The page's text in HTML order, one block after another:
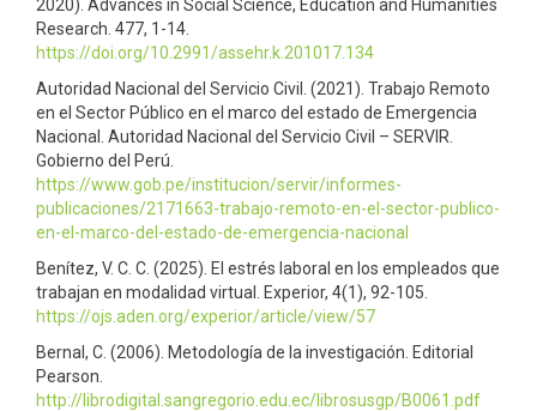
2020). Advances in Social Science, Education and Humanities
Research. 477, 1-14.
https://doi.org/10.2991/assehr.k.201017.134
Autoridad Nacional del Servicio Civil. (2021). Trabajo Remoto
en el Sector Público en el marco del estado de Emergencia
Nacional. Autoridad Nacional del Servicio Civil – SERVIR.
Gobierno del Perú.
https://www.gob.pe/institucion/servir/informes-
publicaciones/2171663-trabajo-remoto-en-el-sector-publico-
en-el-marco-del-estado-de-emergencia-nacional
Benítez, V. C. C. (2025). El estrés laboral en los empleados que
trabajan en modalidad virtual. Experior, 4(1), 92-105.
https://ojs.aden.org/experior/article/view/57
Bernal, C. (2006). Metodología de la investigación. Editorial
Pearson.
http://librodigital.sangregorio.edu.ec/librosusgp/B0061.pdf